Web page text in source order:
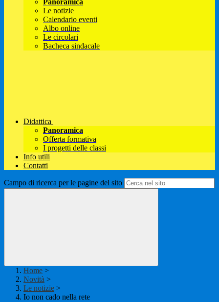
Panoramica
Le notizie
Calendario eventi
Albo online
Le circolari
Bacheca sindacale
Didattica
Panoramica
Offerta formativa
I progetti delle classi
Info utili
Contatti
Campo di ricerca per le pagine del sito
Home >
Novità >
Le notizie >
Io non cado nella rete